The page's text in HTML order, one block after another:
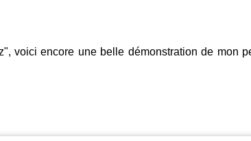
voici encore une belle démonstration de mon